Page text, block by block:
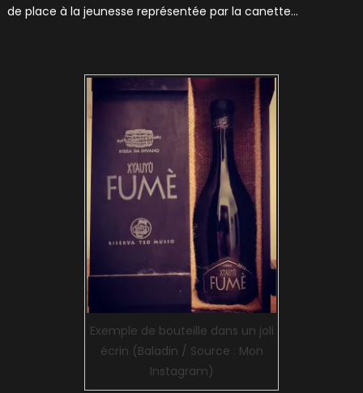
de place à la jeunesse représentée par la canette…
Exemple de bouteille dans un joli
écrin (Baladin / Source : Mon
Instagram)